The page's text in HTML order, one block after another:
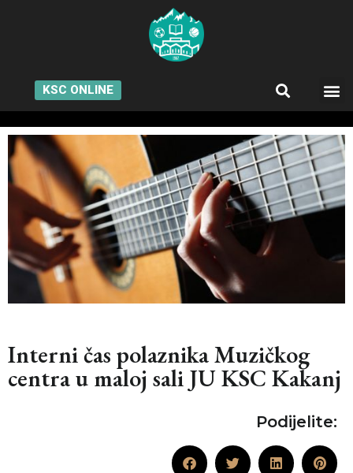
KSC ONLINE
Interni čas polaznika Muzičkog
centra u maloj sali JU KSC Kakanj
Podijelite: